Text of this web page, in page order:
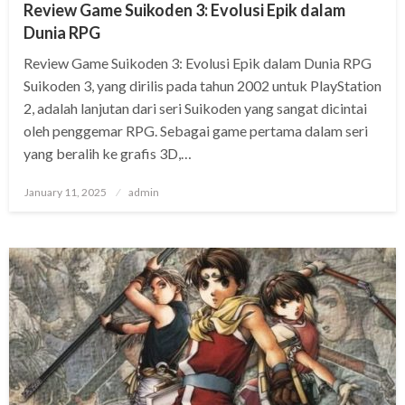
Review Game Suikoden 3: Evolusi Epik dalam
Dunia RPG
Review Game Suikoden 3: Evolusi Epik dalam Dunia RPG
Suikoden 3, yang dirilis pada tahun 2002 untuk PlayStation
2, adalah lanjutan dari seri Suikoden yang sangat dicintai
oleh penggemar RPG. Sebagai game pertama dalam seri
yang beralih ke grafis 3D,…
Posted
January 11, 2025 admin